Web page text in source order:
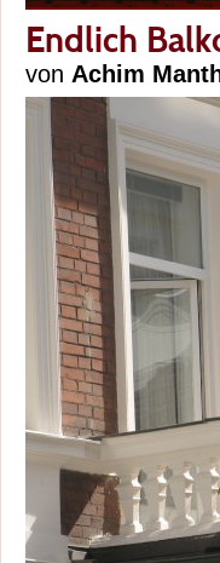
Endlich
von Achim